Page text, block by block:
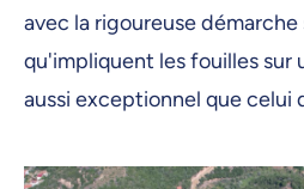
avec la rigoureuse
qu'impliquent les fouilles sur
aussi exceptionnel que celui